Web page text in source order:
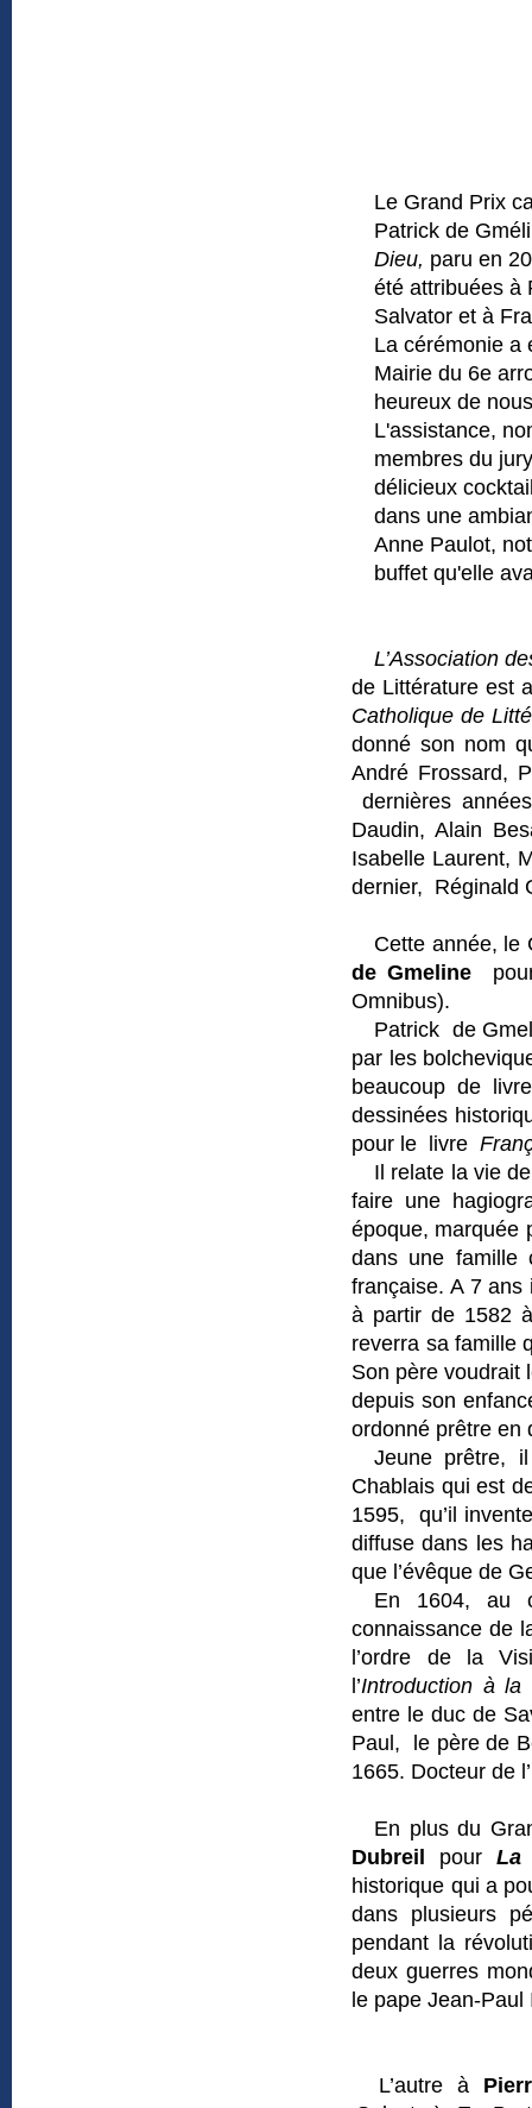
Le Grand Prix
Patrick de
Dieu, paru en
été attribuées à
Salvator et à
La cérémonie a
Mairie du 6e
heureux de
L'assistance,
membres du
délicieux
dans une
Anne Paulot,
buffet qu'elle
L’Association
de Littérature est
Catholique de
donné son nom
André Frossard,
dernières
Daudin, Alain
Isabelle Laurent,
dernier, Réginald
Cette année,
de Gmeline
Omnibus).
Patrick de
par les
beaucoup de
dessinées
pour le livre
Il relate la vie
faire une
époque, marquée
dans une famille
française. A 7
à partir de 1582
reverra sa famille
Son père voudrait
depuis son
ordonné prêtre
Jeune prêtre,
Chablais qui est
1595, qu’il
diffuse dans les
que l’évêque de
En 1604, au
connaissance de
l’ordre de la
l’Introduction à la
entre le duc de
Paul, le père de
1665. Docteur de
En plus du
Dubreil pour La
historique qui a
dans plusieurs
pendant la
deux guerres
le pape Jean-Paul
L’autre à